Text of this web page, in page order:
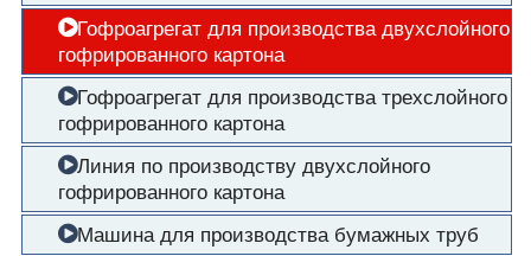
Гофроагрегат для производства двухслойного
гофрированного картона
Гофроагрегат для производства трехслойного
гофрированного картона
Линия по производству двухслойного
гофрированного картона
Машина для производства бумажных труб